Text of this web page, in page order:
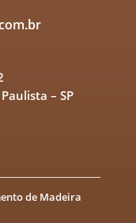
– SP
de Madeira